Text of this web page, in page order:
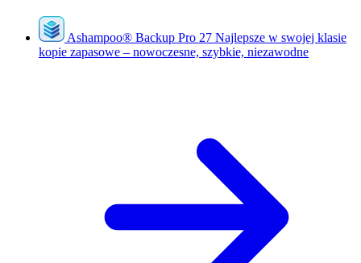
Ashampoo® Backup Pro 27 Najlepsze w swojej klasie
kopie zapasowe – nowoczesne, szybkie, niezawodne